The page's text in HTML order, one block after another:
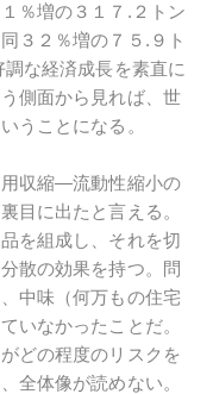
％増の３１７.２トン
３２％増の７５.９ト
な経済成長を素直に
側面から見れば、世
うことになる。
収縮―流動性縮小の
目に出たと言える。
を組成し、それを切
散の効果を持つ。問
中味（何万もの住宅
いなかったことだ。
どの程度のリスクを
全体像が読めない。